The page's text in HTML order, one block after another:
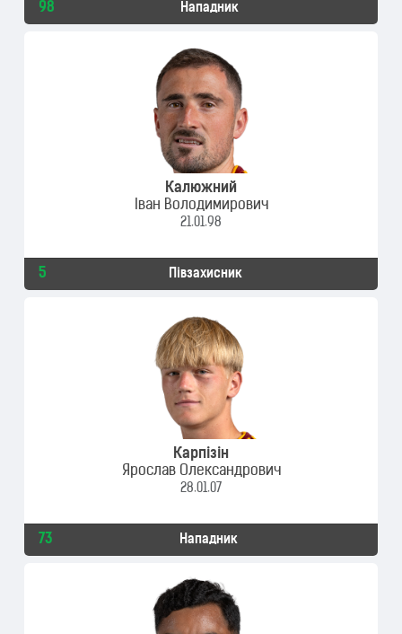
98 Нападник
Калюжний
Іван Володимирович
21.01.98
5 Півзахисник
Карпізін
Ярослав Олександрович
28.01.07
73 Нападник